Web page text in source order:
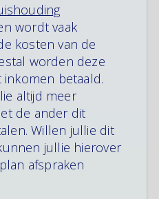
wordt vaak
kosten van de
worden deze
inkomen betaald.
altijd meer
de ander dit
Willen jullie dit
jullie hierover
afspraken